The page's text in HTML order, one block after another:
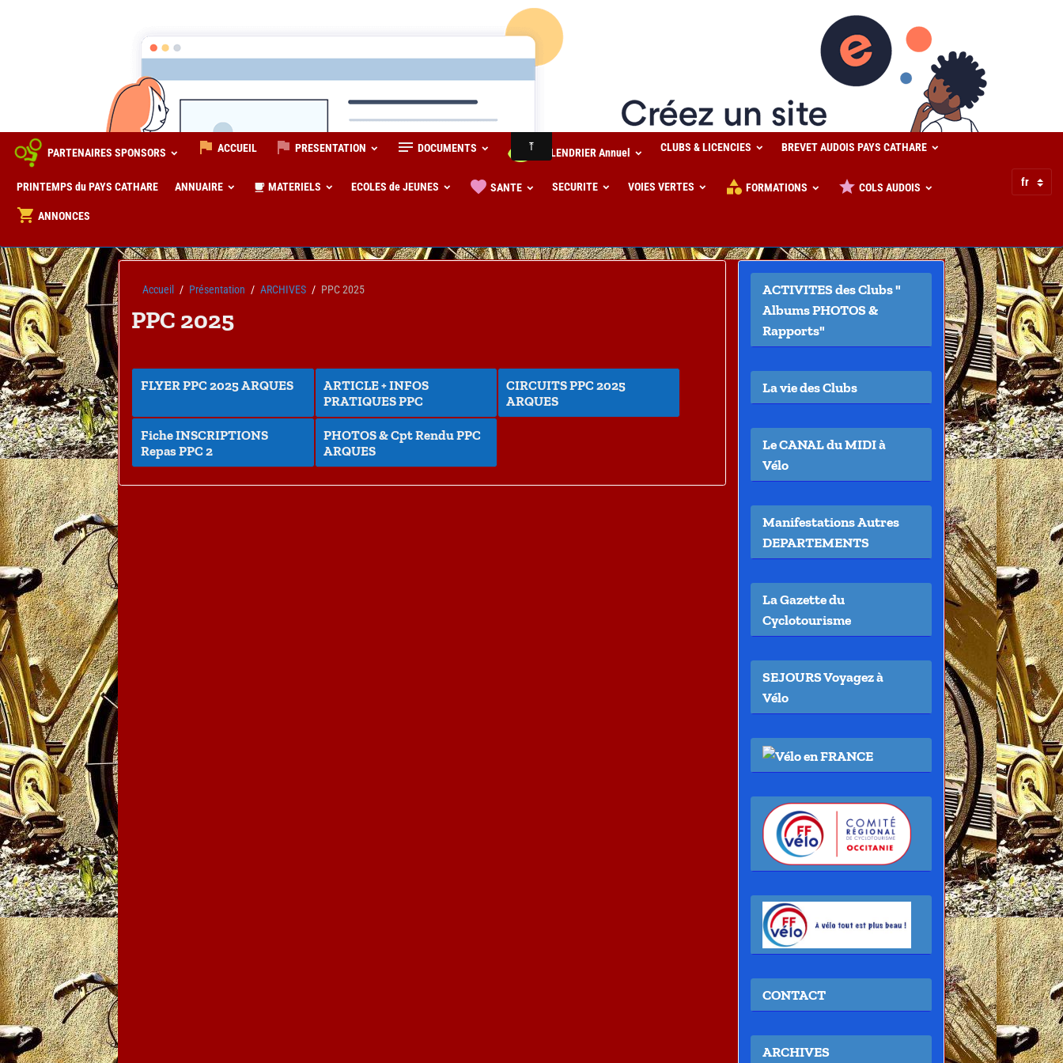
PARTENAIRES SPONSORS ACCUEIL PRESENTATION DOCUMENTS CALENDRIER Annuel CLUBS & LICENCIES BREVET AUDOIS PAYS CATHARE
PRINTEMPS du PAYS CATHARE ANNUAIRE MATERIELS ECOLES de JEUNES SANTE SECURITE VOIES VERTES FORMATIONS COLS AUDOIS
ANNONCES
Accueil Présentation ARCHIVES PPC 2025
PPC 2025
FLYER PPC 2025 ARQUES
ARTICLE + INFOS
PRATIQUES PPC
CIRCUITS PPC 2025
ARQUES
Fiche INSCRIPTIONS
Repas PPC 2
PHOTOS & Cpt Rendu PPC
ARQUES
ACTIVITES des Clubs "
Albums PHOTOS &
Rapports"
La vie des Clubs
Le CANAL du MIDI à
Vélo
Manifestations Autres
DEPARTEMENTS
La Gazette du
Cyclotourisme
SEJOURS Voyagez à
Vélo
CONTACT
ARCHIVES